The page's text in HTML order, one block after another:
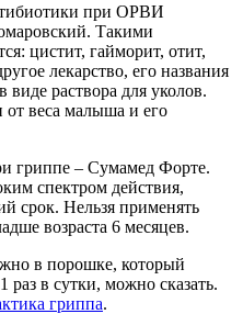
при ОРВИ
Такими
цистит, гайморит, отит,
лекарство, его названия
раствора для уколов.
от веса малыша и его
гриппе – Сумамед Форте.
спектром действия,
срок. Нельзя применять
возраста 6 месяцев.
в порошке, который
раз в сутки, можно сказать.
гриппа.